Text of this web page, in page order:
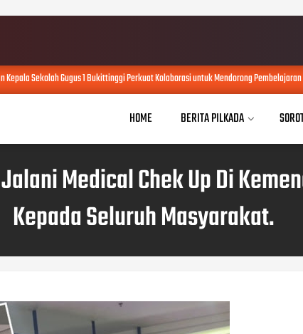
Sekolah Gugus 1 Bukittinggi Perkuat Kolaborasi untuk Mendorong Pembelajaran
HOME BERITA PILKADA
Medical Chek Up Di
Kepada Seluruh Masyarakat.